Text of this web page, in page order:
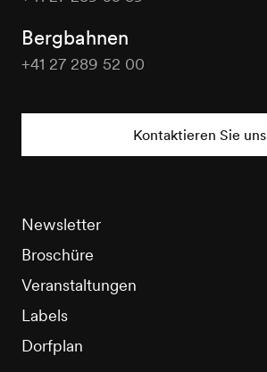
Bergbahnen
+41 27 289 52 00
Kontaktieren Sie uns
Newsletter
Broschüre
Veranstaltungen
Labels
Dorfplan